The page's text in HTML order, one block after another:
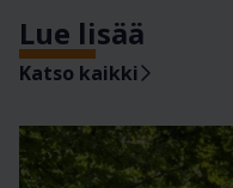
Lue lisää
Katso kaikki